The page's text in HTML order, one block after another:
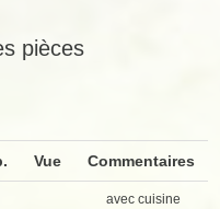
pièces
Vue Commentaires
avec cuisine